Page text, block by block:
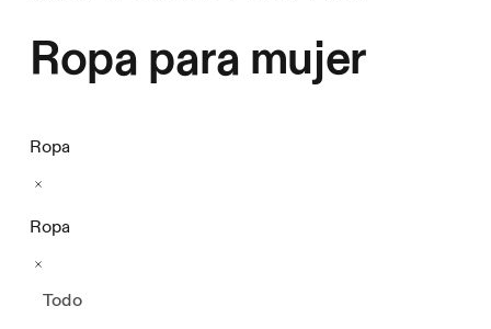
Ropa para mujer
Ropa
Ropa
Todo